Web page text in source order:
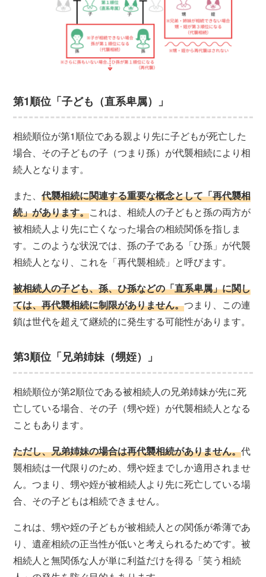
第1順位「子ども（直系卑属）」
相続順位が第1順位である親より先に子どもが死亡した
場合、その子どもの子（つまり孫）が代襲相続により相
続人となります。
また、代襲相続に関連する重要な概念として「再代襲相
続」があります。これは、相続人の子どもと孫の両方が
被相続人より先に亡くなった場合の相続関係を指しま
す。このような状況では、孫の子である「ひ孫」が代襲
相続人となり、これを「再代襲相続」と呼びます。
被相続人の子ども、孫、ひ孫などの「直系卑属」に関し
ては、再代襲相続に制限がありません。つまり、この連
鎖は世代を超えて継続的に発生する可能性があります。
第3順位「兄弟姉妹（甥姪）」
相続順位が第2順位である被相続人の兄弟姉妹が先に死
亡している場合、その子（甥や姪）が代襲相続人となる
こともあります。
ただし、兄弟姉妹の場合は再代襲相続がありません。代
襲相続は一代限りのため、甥や姪までしか適用されませ
ん。つまり、甥や姪が被相続人より先に死亡している場
合、その子どもは相続できません。
これは、甥や姪の子どもが被相続人との関係が希薄であ
り、遺産相続の正当性が低いと考えられるためです。被
相続人と無関係な人が単に利益だけを得る「笑う相続